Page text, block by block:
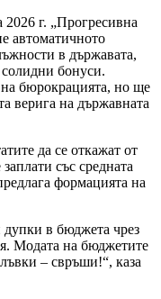
г. „Прогресивна
автоматичното
в държавата,
солидни бонуси.
на бюрокрацията, но ще
верига на държавната
да се откажат от
със средната
формацията на
дупки в бюджета чрез
Модата на бюджетите
– свръши!“, каза